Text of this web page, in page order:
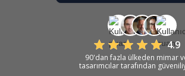
4.9
90'dan fazla ülkeden mimar
tasarımcılar tarafından